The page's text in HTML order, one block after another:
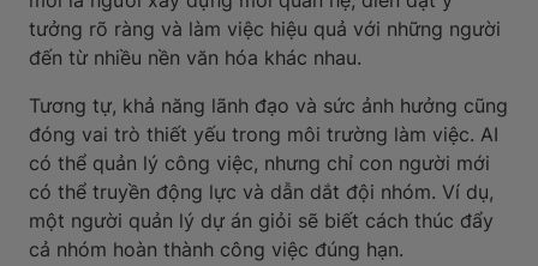
tưởng rõ ràng và làm việc hiệu quả với những người
đến từ nhiều nền văn hóa khác nhau.
Tương tự, khả năng lãnh đạo và sức ảnh hưởng cũng
đóng vai trò thiết yếu trong môi trường làm việc. AI
có thể quản lý công việc, nhưng chỉ con người mới
có thể truyền động lực và dẫn dắt đội nhóm. Ví dụ,
một người quản lý dự án giỏi sẽ biết cách thúc đẩy
cả nhóm hoàn thành công việc đúng hạn.